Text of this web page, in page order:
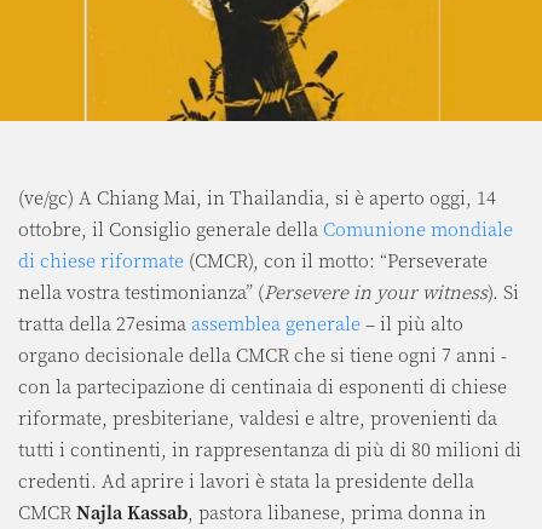
(ve/gc) A Chiang Mai, in Thailandia, si è aperto oggi, 14
ottobre, il Consiglio generale della Comunione mondiale
di chiese riformate (CMCR), con il motto: “Perseverate
nella vostra testimonianza” (Persevere in your witness). Si
tratta della 27esima assemblea generale– il più alto
organo decisionale della CMCR che si tiene ogni 7 anni -
con la partecipazione di centinaia di esponenti di chiese
riformate, presbiteriane, valdesi e altre, provenienti da
tutti i continenti, in rappresentanza di più di 80 milioni di
credenti. Ad aprire i lavori è stata la presidente della
CMCRNajla Kassab, pastora libanese, prima donna in